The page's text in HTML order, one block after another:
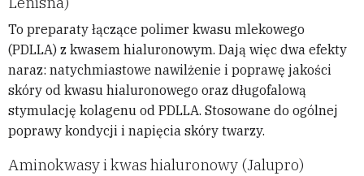
To preparaty łączące polimer kwasu mlekowego
(PDLLA) z kwasem hialuronowym. Dają więc dwa efekty
naraz: natychmiastowe nawilżenie i poprawę jakości
skóry od kwasu hialuronowego oraz długofalową
stymulację kolagenu od PDLLA. Stosowane do ogólnej
poprawy kondycji i napięcia skóry twarzy.
Aminokwasy i kwas hialuronowy (Jalupro)